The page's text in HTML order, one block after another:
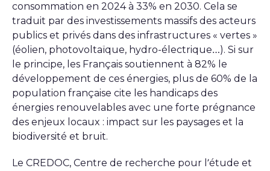
consommation en 2024 à 33% en 2030. Cela se
traduit par des investissements massifs des acteurs
publics et privés dans des infrastructures « vertes »
(éolien, photovoltaïque, hydro-électrique…). Si sur
le principe, les Français soutiennent à 82% le
développement de ces énergies, plus de 60% de la
population française cite les handicaps des
énergies renouvelables avec une forte prégnance
des enjeux locaux : impact sur les paysages et la
biodiversité et bruit.
Le CREDOC, Centre de recherche pour l’étude et